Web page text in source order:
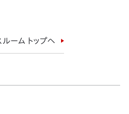
ルーム トップへ